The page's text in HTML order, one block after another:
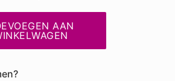
AAN